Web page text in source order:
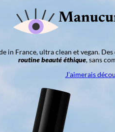
in France, ultra clean et vegan.
routine beauté éthique, sans
J’aimerais